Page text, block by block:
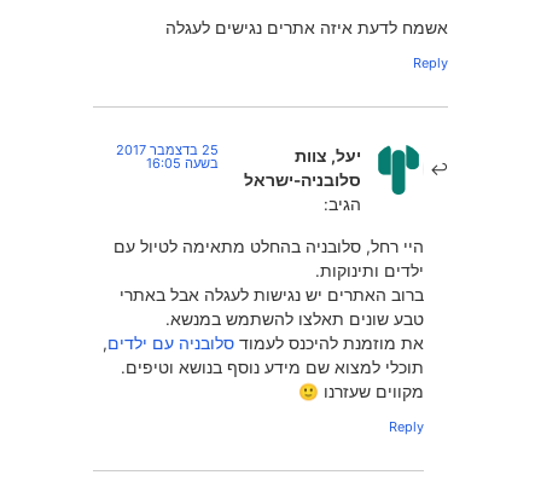
אשמח לדעת איזה אתרים נגישים לעגלה
Reply
יעל, צוות
סלובניה-ישראל
הגיב:
25 בדצמבר 2017
בשעה 16:05
היי רחל, סלובניה בהחלט מתאימה לטיול עם
ילדים ותינוקות.
ברוב האתרים יש נגישות לעגלה אבל באתרי
טבע שונים תאלצו להשתמש במנשא.
את מוזמנת להיכנס לעמוד סלובניה עם ילדים,
תוכלי למצוא שם מידע נוסף בנושא וטיפים.
מקווים שעזרנו 🙂
Reply